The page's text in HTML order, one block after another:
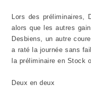
Lors des préliminaires,
alors que les autres
Desbiens, un autre
a raté la journée sans
la préliminaire en Stock
Deux en deux